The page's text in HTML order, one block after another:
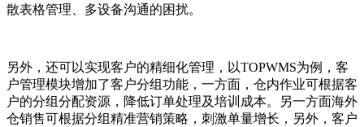
散表格管理、多设备沟通的困扰。
另外，还可以实现客户的精细化管理，以TOPWMS为例，客
户管理模块增加了客户分组功能，一方面，仓内作业可根据客
户的分组分配资源，降低订单处理及培训成本。另一方面海外
仓销售可根据分组精准营销策略，刺激单量增长，另外，客户